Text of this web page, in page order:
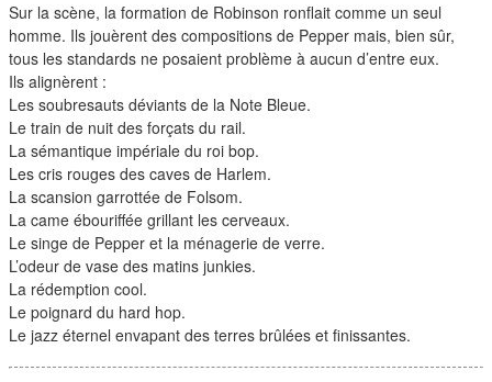
Sur la scène, la formation de Robinson ronflait comme un seul
homme. Ils jouèrent des compositions de Pepper mais, bien sûr,
tous les standards ne posaient problème à aucun d’entre eux.
Ils alignèrent :
Les soubresauts déviants de la Note Bleue.
Le train de nuit des forçats du rail.
La sémantique impériale du roi bop.
Les cris rouges des caves de Harlem.
La scansion garrottée de Folsom.
La came ébouriffée grillant les cerveaux.
Le singe de Pepper et la ménagerie de verre.
L’odeur de vase des matins junkies.
La rédemption cool.
Le poignard du hard hop.
Le jazz éternel envapant des terres brûlées et finissantes.